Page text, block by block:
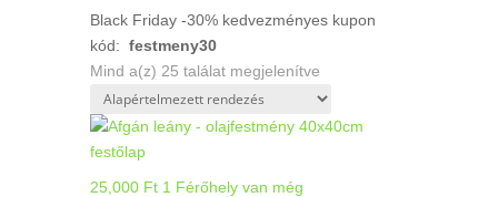
Black Friday -30% kedvezményes kupon
kód: festmeny30
Mind a(z) 25 találat megjelenítve
25,000 Ft 1 Férőhely van még